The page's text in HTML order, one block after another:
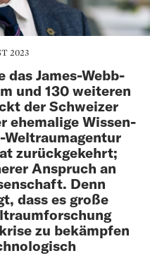
2023
das James-Webb-
und 130 weiteren
der Schweizer
ehemalige Wissen­
zurückgekehrt;
Anspruch an
Denn
dass es große
zu bekämpfen